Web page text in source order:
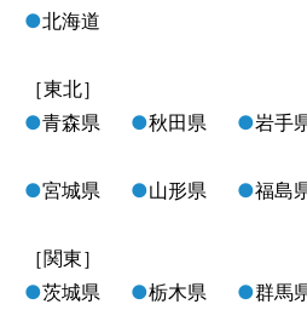
●北海道
［東北］
●青森県 ●秋田県 ●岩手
●宮城県 ●山形県 ●福島
［関東］
●茨城県 ●栃木県 ●群馬